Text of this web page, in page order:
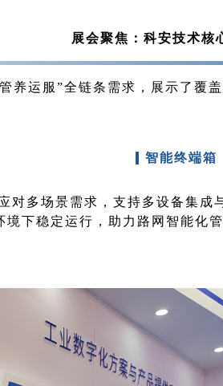
展会聚焦：科安技术核
养运服”全链条需求，展示了覆
智能终端箱
对多场景需求，支持多设备集
境下稳定运行，助力路网智能化